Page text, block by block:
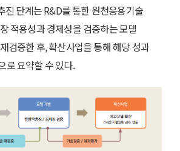
진 단계는 R&D를 통한 원천응용기술
적용성과 경제성을 검증하는 모델
검증한 후, 확산사업을 통해 해당 성과
로 요약할 수 있다.